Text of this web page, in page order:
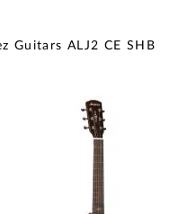
Guitars ALJ2 CE SHB